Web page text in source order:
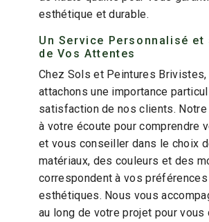
esthétique et durable.
Un Service Personnalisé et
de Vos Attentes
Chez Sols et Peintures Brivistes,
attachons une importance
satisfaction de nos clients.
à votre écoute pour comprendre
et vous conseiller dans le choix
matériaux, des couleurs et des
correspondent à vos préférences
esthétiques. Nous vous
au long de votre projet pour vous